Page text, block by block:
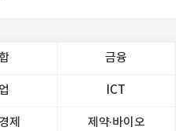
금융
ICT
제 제약∙바이오